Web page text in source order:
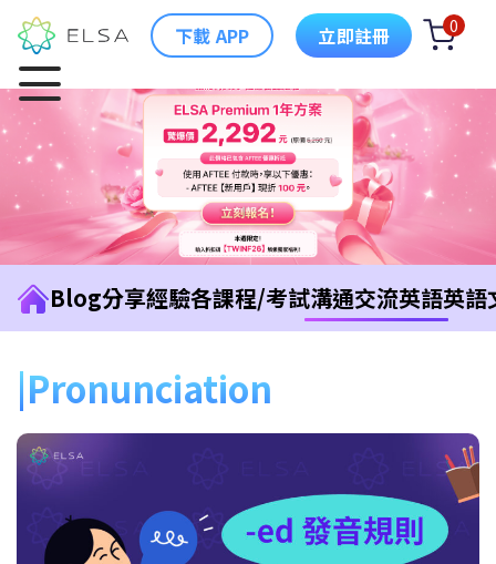
下載 APP 立即註冊 0
Blog分享經驗各課程/考試溝通交流英語英語
Pronunciation